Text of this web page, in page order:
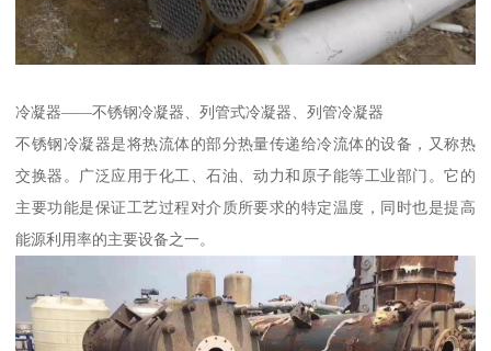
冷凝器——不锈钢冷凝器、列管式冷凝器、列管冷凝器
不锈钢冷凝器是将热流体的部分热量传递给冷流体的设备，又称热
交换器。广泛应用于化工、石油、动力和原子能等工业部门。它的
主要功能是保证工艺过程对介质所要求的特定温度，同时也是提高
能源利用率的主要设备之一。